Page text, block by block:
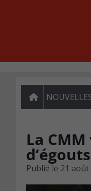
La
d’égouts
Publié le 21 août